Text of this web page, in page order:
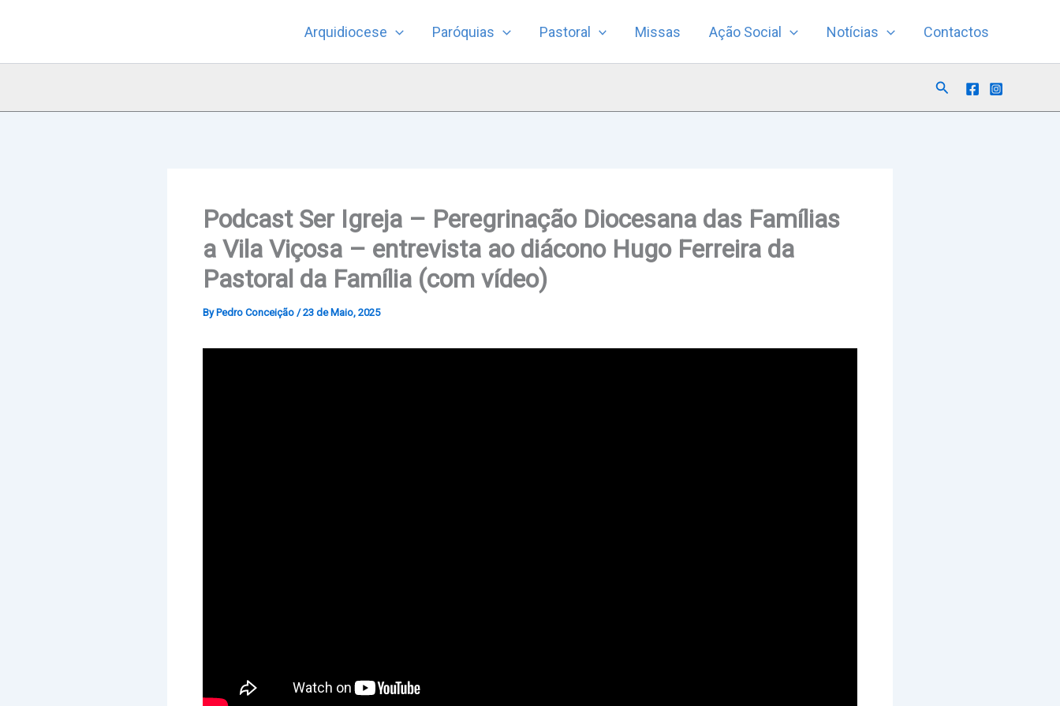
Arquidiocese Paróquias Pastoral Missas Ação Social Notícias Contactos
Search
Podcast Ser Igreja – Peregrinação Diocesana das Famílias
a Vila Viçosa – entrevista ao diácono Hugo Ferreira da
Pastoral da Família (com vídeo)
By Pedro Conceição /23 de Maio, 2025